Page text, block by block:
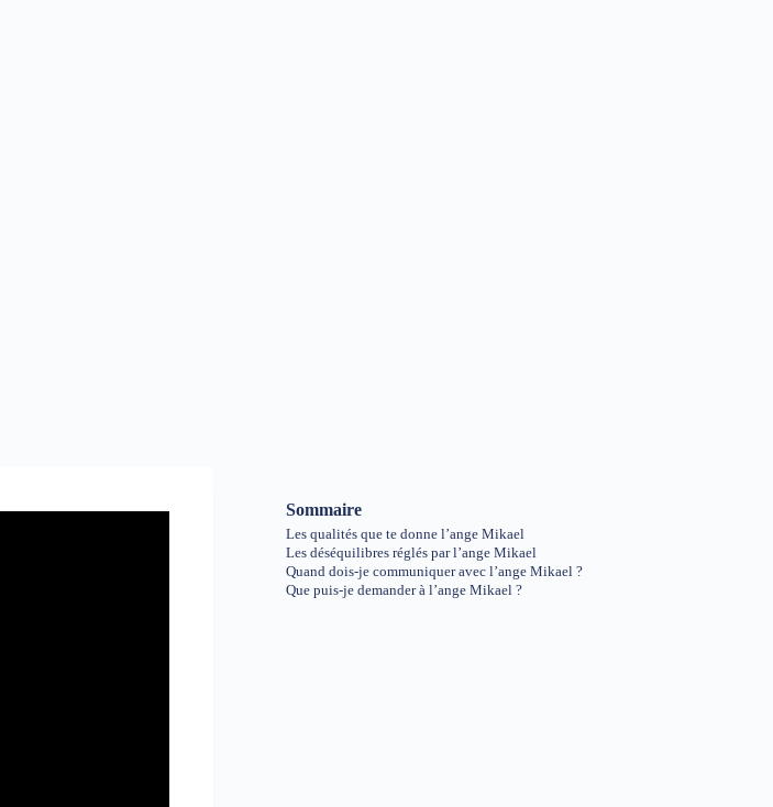
Sommaire
Les qualités que te donne l’ange Mikael
Les déséquilibres réglés par l’ange Mikael
Quand dois-je communiquer avec l’ange Mikael ?
Que puis-je demander à l’ange Mikael ?